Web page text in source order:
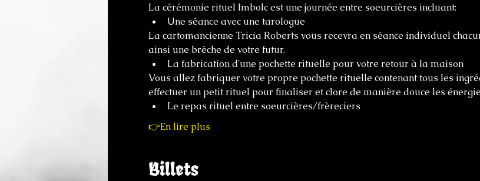
La cérémonie rituel Imbolc est une journée entre soeurcières incluant:
Une séance avec une tarologue
La cartomancienne Tricia Roberts vous recevra en séance individuel
ainsi une brèche de votre futur.
La fabrication d'une pochette rituelle pour votre retour à la maison
Vous allez fabriquer votre propre pochette rituelle contenant tous les
effectuer un petit rituel pour finaliser et clore de manière douce les
Le repas rituel entre soeurcières/frèreciers
👉En lire plus
Billets